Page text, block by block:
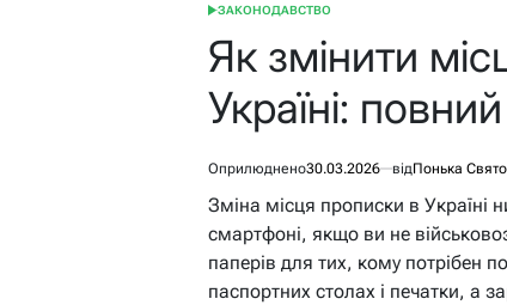
ОПУБЛІКУВАТИ
ЗАКОНОДАВСТВО
Як змінити
Україні:
Оприлюднено30.03.2026 відПонька
Зміна місця прописки в Україні
смартфоні, якщо ви не
паперів для тих, кому потрібен
паспортних столах і печатки, а